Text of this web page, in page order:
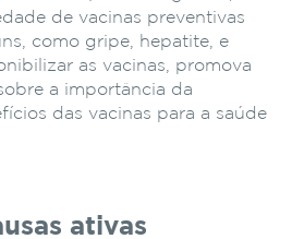
de vacinas preventivas
como gripe, hepatite, e
as vacinas, promova
a importância da
das vacinas para a saúde
ativas